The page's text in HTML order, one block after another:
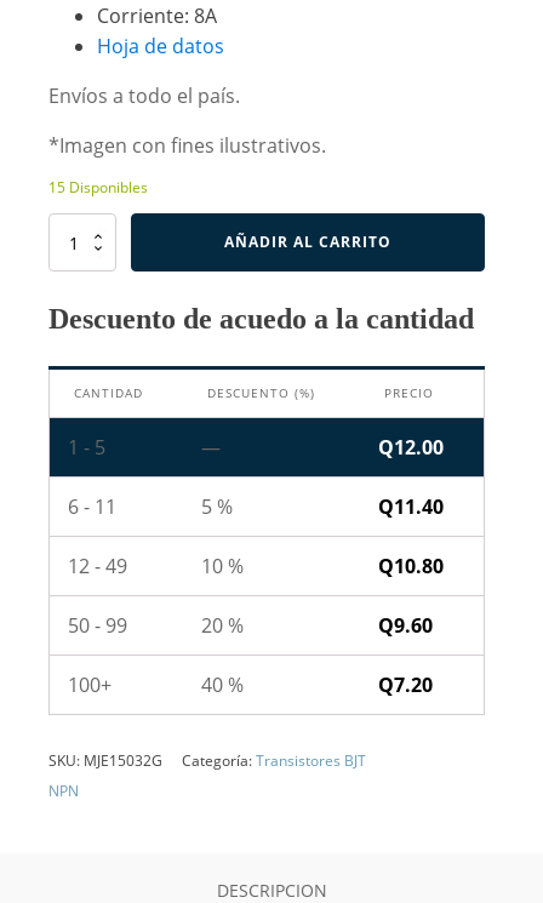
Corriente: 8A
Hoja de datos
Envíos a todo el país.
*Imagen con fines ilustrativos.
15 Disponibles
MJE15032G
cantidad
AÑADIR AL CARRITO
Descuento de acuedo a la cantidad
CANTIDAD DESCUENTO (%) PRECIO
1 - 5 — Q12.00
6 - 11 5 % Q11.40
12 - 49 10 % Q10.80
50 - 99 20 % Q9.60
100+ 40 % Q7.20
SKU: MJE15032G Categoría:Transistores BJT
NPN
DESCRIPCION